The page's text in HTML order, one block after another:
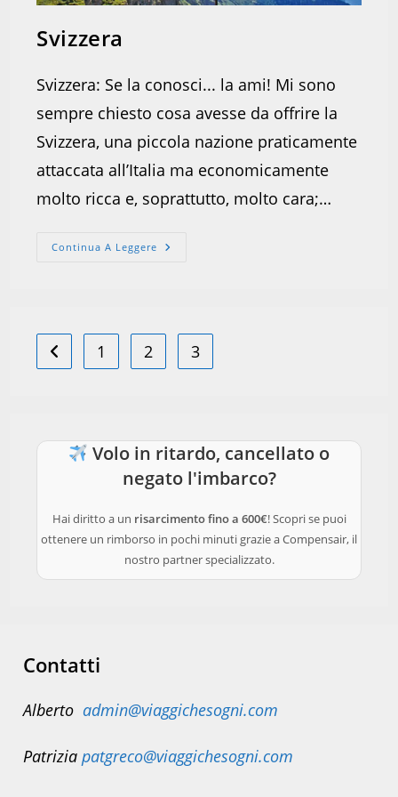
Svizzera
Svizzera: Se la conosci... la ami! Mi sono
sempre chiesto cosa avesse da offrire la
Svizzera, una piccola nazione praticamente
attaccata all’Italia ma economicamente
molto ricca e, soprattutto, molto cara;…
Continua A Leggere Svizzera
Vai alla pagina precedente
1 2 3
Volo in ritardo, cancellato o
negato l'imbarco?
Hai diritto a un risarcimento fino a 600€! Scopri se puoi
ottenere un rimborso in pochi minuti grazie a Compensair, il
nostro partner specializzato.
Contatti
Albertoadmin@viaggichesogni.com
Patriziapatgreco@viaggichesogni.com